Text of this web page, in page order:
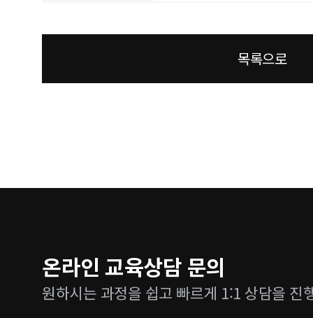
목록으로
온라인 교육상담 문의
원하시는 과정을 쉽고 빠르게 1:1 상담을 진